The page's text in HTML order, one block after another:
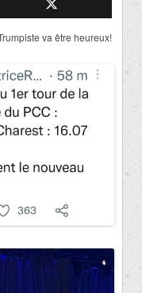
va être heureux!